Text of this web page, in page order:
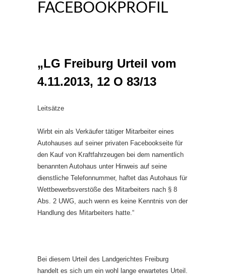
ACEBOOKPROFIL
„LG Freiburg Urteil vom
4.11.2013, 12 O 83/13
Leitsätze
Wirbt ein als Verkäufer tätiger Mitarbeiter eines
Autohauses auf seiner privaten Facebookseite für
den Kauf von Kraftfahrzeugen bei dem namentlich
benannten Autohaus unter Hinweis auf seine
dienstliche Telefonnummer, haftet das Autohaus für
Wettbewerbsverstöße des Mitarbeiters nach § 8
Abs. 2 UWG, auch wenn es keine Kenntnis von der
Handlung des Mitarbeiters hatte.“
Bei diesem Urteil des Landgerichtes Freiburg
handelt es sich um ein wohl lange erwartetes Urteil.